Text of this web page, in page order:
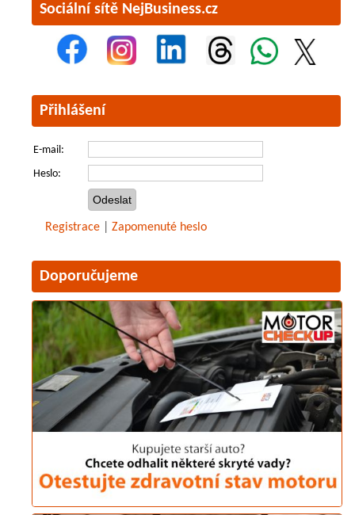
Sociální sítě NejBusiness.cz
Přihlášení
E-mail:
Heslo:
Registrace Zapomenuté heslo
Doporučujeme